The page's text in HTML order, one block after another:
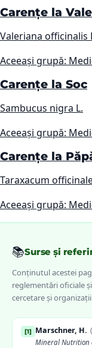
Carențe la
Valeriana officinalis
Aceeași grupă:
Carențe la Soc
Sambucus nigra L.
Aceeași grupă:
Carențe la
Taraxacum
Aceeași grupă:
📚Surse și
Conținutul acestei
reglementări oficiale
cercetare și
[1] Marschner, H. (
Mineral Nutrition